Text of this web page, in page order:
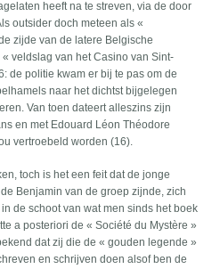
heeft na te streven, via de door
outsider doch meteen als «
zijde van de latere Belgische
veldslag van het Casino van Sint-
de politie kwam er bij te pas om de
naar het dichtst bijgelegen
Van toen dateert alleszins zijn
en met Edouard Léon Théodore
vertroebeld worden (16).
toch is het een feit dat de jonge
Benjamin van de groep zijnde, zich
de schoot van wat men sinds het boek
a posteriori de « Société du Mystère »
dat zij die de « gouden legende »
en schrijven doen alsof ben de